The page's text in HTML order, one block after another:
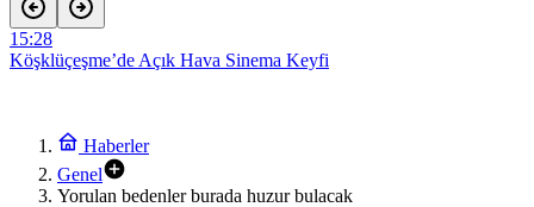
15:28
Köşklüçeşme’de Açık Hava Sinema Keyfi
Ekin Uzunlar, Kocaeli’yi Karadeniz ezgileriyle coşturdu
12:30
Kentin gururu Kocaelispor meydana iniyor
Haberler
Genel
Yorulan bedenler burada huzur bulacak